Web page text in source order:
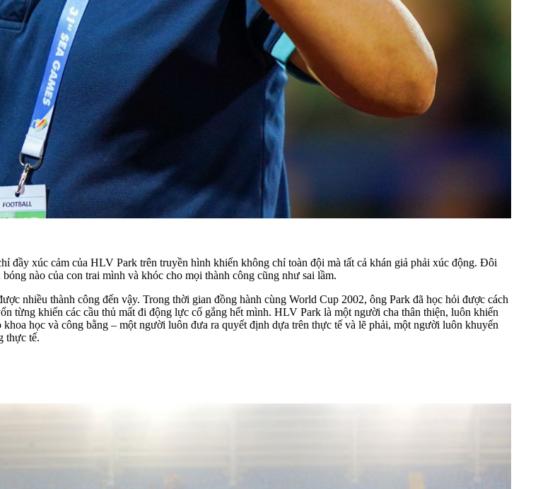
đầy xúc cảm của HLV Park trên truyền hình khiến không chỉ toàn đội mà tất cả khán giả phải xúc động. Đôi
nào của con trai mình và khóc cho mọi thành công cũng như sai lầm.
nhiều thành công đến vậy. Trong thời gian đồng hành cùng World Cup 2002, ông Park đã học hỏi được cách
từng khiến các cầu thủ mất đi động lực cố gắng hết mình. HLV Park là một người cha thân thiện, luôn khiến
học và công bằng – một người luôn đưa ra quyết định dựa trên thực tế và lẽ phải, một người luôn khuyến
thực tế.